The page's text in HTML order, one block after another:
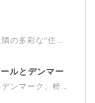
の多彩な“住...
ルとデンマー
ンマーク。椅...